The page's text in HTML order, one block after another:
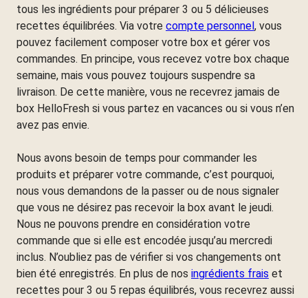
tous les ingrédients pour préparer 3 ou 5 délicieuses
recettes équilibrées. Via votre compte personnel, vous
pouvez facilement composer votre box et gérer vos
commandes. En principe, vous recevez votre box chaque
semaine, mais vous pouvez toujours suspendre sa
livraison. De cette manière, vous ne recevrez jamais de
box HelloFresh si vous partez en vacances ou si vous n’en
avez pas envie.
Nous avons besoin de temps pour commander les
produits et préparer votre commande, c’est pourquoi,
nous vous demandons de la passer ou de nous signaler
que vous ne désirez pas recevoir la box avant le jeudi.
Nous ne pouvons prendre en considération votre
commande que si elle est encodée jusqu’au mercredi
inclus. N’oubliez pas de vérifier si vos changements ont
bien été enregistrés. En plus de nos ingrédients frais et
recettes pour 3 ou 5 repas équilibrés, vous recevrez aussi